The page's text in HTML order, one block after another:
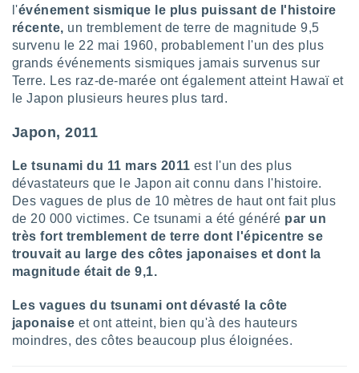
l'événement sismique le plus puissant de l'histoire
récente, un tremblement de terre de magnitude 9,5
survenu le 22 mai 1960, probablement l'un des plus
grands événements sismiques jamais survenus sur
Terre. Les raz-de-marée ont également atteint Hawaï et
le Japon plusieurs heures plus tard.
Japon, 2011
Le tsunami du 11 mars 2011 est l'un des plus
dévastateurs que le Japon ait connu dans l'histoire.
Des vagues de plus de 10 mètres de haut ont fait plus
de 20 000 victimes. Ce tsunami a été généré par un
très fort tremblement de terre dont l'épicentre se
trouvait au large des côtes japonaises et dont la
magnitude était de 9,1.
Les vagues du tsunami ont dévasté la côte
japonaise et ont atteint, bien qu'à des hauteurs
moindres, des côtes beaucoup plus éloignées.